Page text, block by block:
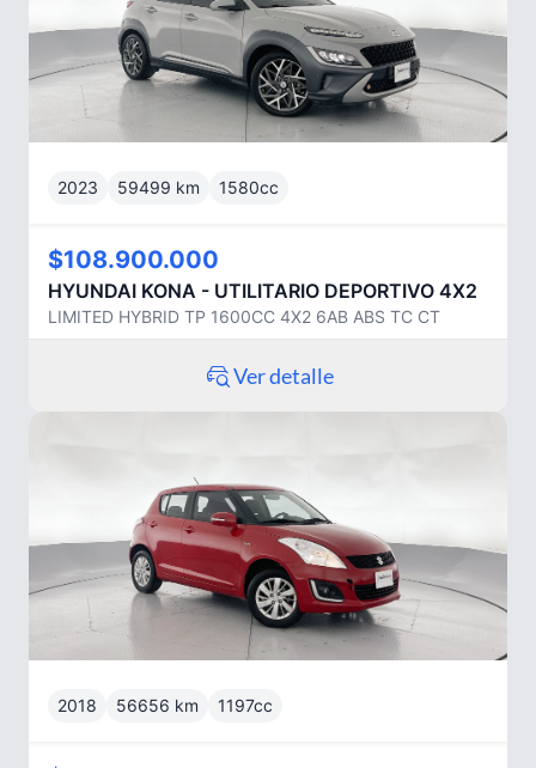
2023 59499 km 1580cc
$108.900.000
HYUNDAI KONA - UTILITARIO DEPORTIVO 4X2
LIMITED HYBRID TP 1600CC 4X2 6AB ABS TC CT
Ver detalle
2018 56656 km 1197cc